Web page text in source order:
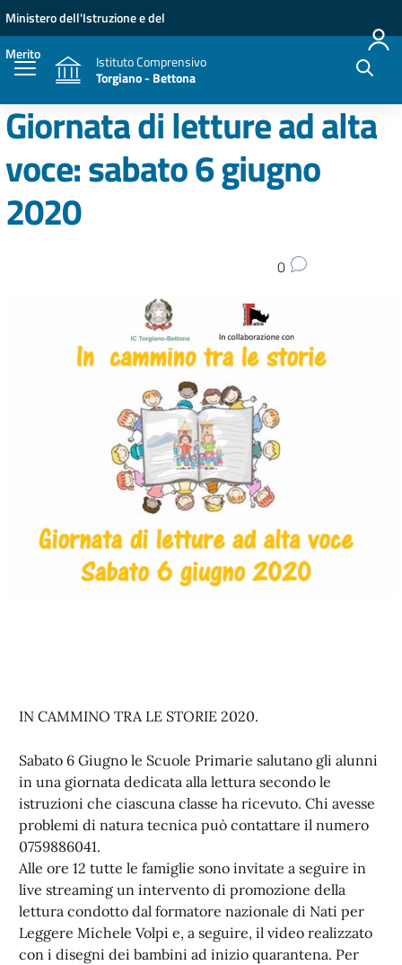
Vai ai contenuti
Vai al menu di navigazione
Vai al footer
Ministero dell'Istruzione e del
Merito
Istituto Comprensivo
Torgiano - Bettona
Giornata di letture ad alta
voce: sabato 6 giugno
2020
0
IN CAMMINO TRA LE STORIE 2020.
Sabato 6 Giugno le Scuole Primarie salutano gli alunni
in una giornata dedicata alla lettura secondo le
istruzioni che ciascuna classe ha ricevuto. Chi avesse
problemi di natura tecnica può contattare il numero
0759886041.
Alle ore 12 tutte le famiglie sono invitate a seguire in
live streaming un intervento di promozione della
lettura condotto dal formatore nazionale di Nati per
Leggere Michele Volpi e, a seguire, il video realizzato
con i disegni dei bambini ad inizio quarantena. Per